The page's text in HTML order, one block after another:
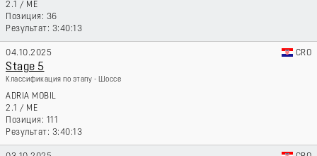
2.1 / ME
36
3:40:13
04.10.2025 CRO
Stage 5
Классификация по этапу - Шоссе
ADRIA MOBIL
2.1 / ME
111
3:40:13